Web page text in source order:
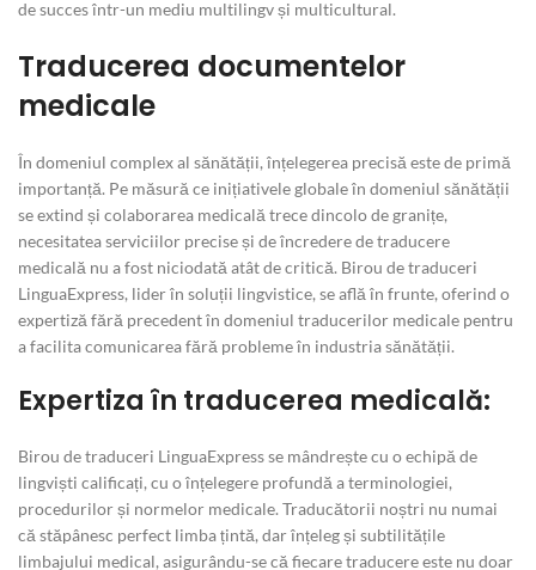
de succes într-un mediu multilingv și multicultural.
Traducerea documentelor
medicale
În domeniul complex al sănătății, înțelegerea precisă este de primă
importanță. Pe măsură ce inițiativele globale în domeniul sănătății
se extind și colaborarea medicală trece dincolo de granițe,
necesitatea serviciilor precise și de încredere de traducere
medicală nu a fost niciodată atât de critică. Birou de traduceri
LinguaExpress, lider în soluții lingvistice, se află în frunte, oferind o
expertiză fără precedent în domeniul traducerilor medicale pentru
a facilita comunicarea fără probleme în industria sănătății.
Expertiza în traducerea medicală:
Birou de traduceri LinguaExpress se mândrește cu o echipă de
lingviști calificați, cu o înțelegere profundă a terminologiei,
procedurilor și normelor medicale. Traducătorii noștri nu numai
că stăpânesc perfect limba țintă, dar înțeleg și subtilitățile
limbajului medical, asigurându-se că fiecare traducere este nu doar